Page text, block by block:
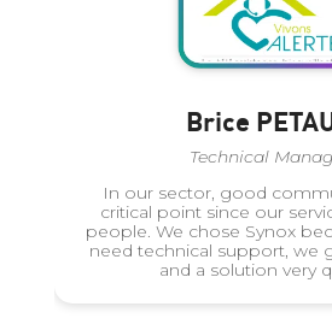
Brice
Technical
In our sector, good
critical point since our
people. We chose Synox
need technical support, we
and a solution very